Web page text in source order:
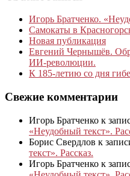
Игорь Братченко.
Самокаты в
Новая публикация
Евгений Чернышёв.
ИИ-революции.
К 185‑летию со дня
Свежие комментарии
Игорь Братченко к
«Неудобный текст».
Борис Свердлов к
текст». Рассказ.
Игорь Братченко к